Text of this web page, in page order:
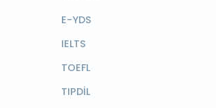
E-YDS
IELTS
TOEFL
TIPDİL